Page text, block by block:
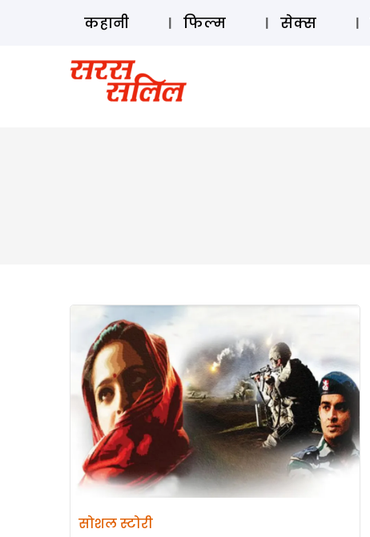
कहानी फिल्म सेक्स
सोशल स्टोरी